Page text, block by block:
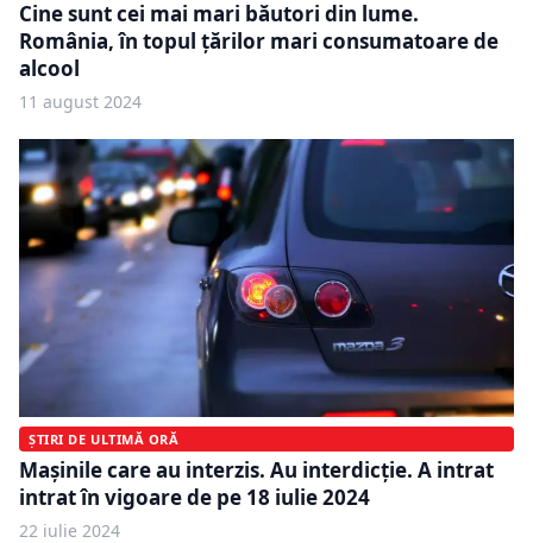
Cine sunt cei mai mari băutori din lume.
România, în topul țărilor mari consumatoare de
alcool
11 august 2024
ȘTIRI DE ULTIMĂ ORĂ
Mașinile care au interzis. Au interdicție. A intrat
intrat în vigoare de pe 18 iulie 2024
22 iulie 2024